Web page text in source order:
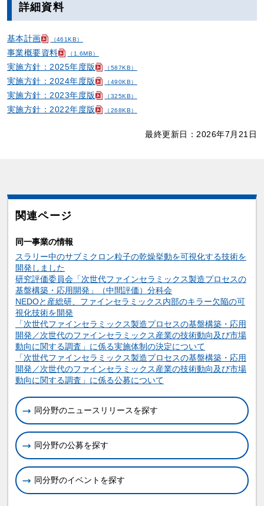
詳細資料
基本計画 （461KB）
事業概要資料 （1.6MB）
実施方針：2025年度版 （587KB）
実施方針：2024年度版 （490KB）
実施方針：2023年度版 （325KB）
実施方針：2022年度版 （268KB）
最終更新日：2026年7月21日
関連ページ
同一事業の情報
スラリー中のサブミクロン粒子の乾燥挙動を可視化する技術を
開発しました
研究評価委員会「次世代ファインセラミックス製造プロセスの
基盤構築・応用開発」（中間評価）分科会
NEDOと産総研、ファインセラミックス内部のキラー欠陥の可
視化技術を開発
「次世代ファインセラミックス製造プロセスの基盤構築・応用
開発／次世代のファインセラミックス産業の技術動向及び市場
動向に関する調査」に係る実施体制の決定について
「次世代ファインセラミックス製造プロセスの基盤構築・応用
開発／次世代のファインセラミックス産業の技術動向及び市場
動向に関する調査」に係る公募について
同分野のニュースリリースを探す
同分野の公募を探す
同分野のイベントを探す